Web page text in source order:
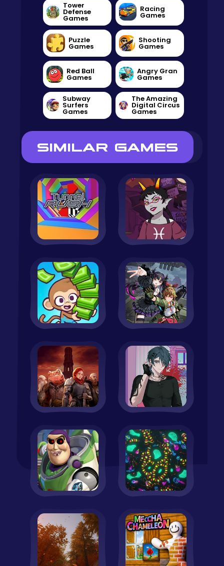
Tower
Defense
Games
Racing
Games
Puzzle
Games
Shooting
Games
Red Ball
Games
Angry Gran
Games
Subway
Surfers
Games
The Amazing
Digital Circus
Games
SIMILAR GAMES